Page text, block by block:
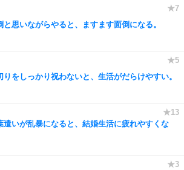
と思いながらやると、ますます面倒になる。
りをしっかり祝わないと、生活がだらけやすい。
遣いが乱暴になると、結婚生活に疲れやすくな